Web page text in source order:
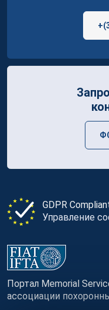
GDPR
Управление
Портал Memorial
ассоциации